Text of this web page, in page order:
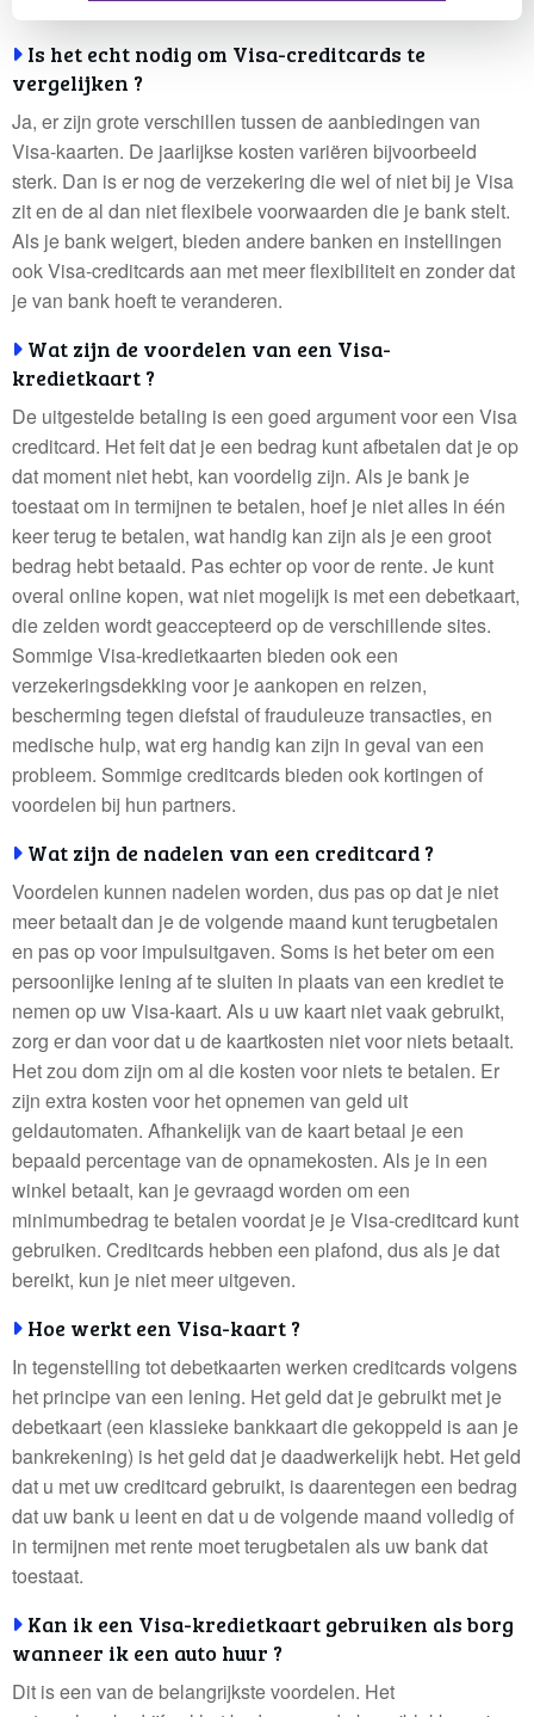
Is het echt nodig om Visa-creditcards te
vergelijken ?
Ja, er zijn grote verschillen tussen de aanbiedingen van
Visa-kaarten. De jaarlijkse kosten variëren bijvoorbeeld
sterk. Dan is er nog de verzekering die wel of niet bij je Visa
zit en de al dan niet flexibele voorwaarden die je bank stelt.
Als je bank weigert, bieden andere banken en instellingen
ook Visa-creditcards aan met meer flexibiliteit en zonder dat
je van bank hoeft te veranderen.
Wat zijn de voordelen van een Visa-
kredietkaart ?
De uitgestelde betaling is een goed argument voor een Visa
creditcard. Het feit dat je een bedrag kunt afbetalen dat je op
dat moment niet hebt, kan voordelig zijn. Als je bank je
toestaat om in termijnen te betalen, hoef je niet alles in één
keer terug te betalen, wat handig kan zijn als je een groot
bedrag hebt betaald. Pas echter op voor de rente. Je kunt
overal online kopen, wat niet mogelijk is met een debetkaart,
die zelden wordt geaccepteerd op de verschillende sites.
Sommige Visa-kredietkaarten bieden ook een
verzekeringsdekking voor je aankopen en reizen,
bescherming tegen diefstal of frauduleuze transacties, en
medische hulp, wat erg handig kan zijn in geval van een
probleem. Sommige creditcards bieden ook kortingen of
voordelen bij hun partners.
Wat zijn de nadelen van een creditcard ?
Voordelen kunnen nadelen worden, dus pas op dat je niet
meer betaalt dan je de volgende maand kunt terugbetalen
en pas op voor impulsuitgaven. Soms is het beter om een
persoonlijke lening af te sluiten in plaats van een krediet te
nemen op uw Visa-kaart. Als u uw kaart niet vaak gebruikt,
zorg er dan voor dat u de kaartkosten niet voor niets betaalt.
Het zou dom zijn om al die kosten voor niets te betalen. Er
zijn extra kosten voor het opnemen van geld uit
geldautomaten. Afhankelijk van de kaart betaal je een
bepaald percentage van de opnamekosten. Als je in een
winkel betaalt, kan je gevraagd worden om een
minimumbedrag te betalen voordat je je Visa-creditcard kunt
gebruiken. Creditcards hebben een plafond, dus als je dat
bereikt, kun je niet meer uitgeven.
Hoe werkt een Visa-kaart ?
In tegenstelling tot debetkaarten werken creditcards volgens
het principe van een lening. Het geld dat je gebruikt met je
debetkaart (een klassieke bankkaart die gekoppeld is aan je
bankrekening) is het geld dat je daadwerkelijk hebt. Het geld
dat u met uw creditcard gebruikt, is daarentegen een bedrag
dat uw bank u leent en dat u de volgende maand volledig of
in termijnen met rente moet terugbetalen als uw bank dat
toestaat.
Kan ik een Visa-kredietkaart gebruiken als borg
wanneer ik een auto huur ?
Dit is een van de belangrijkste voordelen. Het